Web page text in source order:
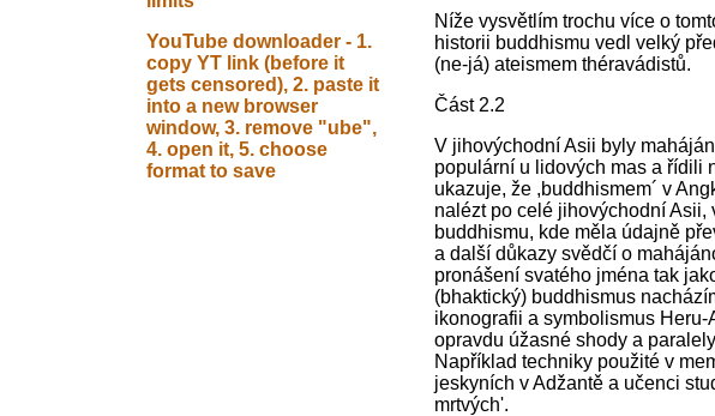
YouTube downloader - 1.
copy YT link (before it
gets censored), 2. paste it
into a new browser
window, 3. remove "ube",
4. open it, 5. choose
format to save
Níže vysvětlím trochu více o
historii buddhismu vedl velký
(ne-já) ateismem théravádistů.
Část 2.2
V jihovýchodní Asii byly
populární u lidových mas a řídili
ukazuje, že ,buddhismem´ v
nalézt po celé jihovýchodní Asii,
buddhismu, kde měla údajně
a další důkazy svědčí o
pronášení svatého jména tak
(bhaktický) buddhismus
ikonografii a symbolismus
opravdu úžasné shody a
Například techniky použité v
jeskyních v Adžantě a učenci
mrtvých'.